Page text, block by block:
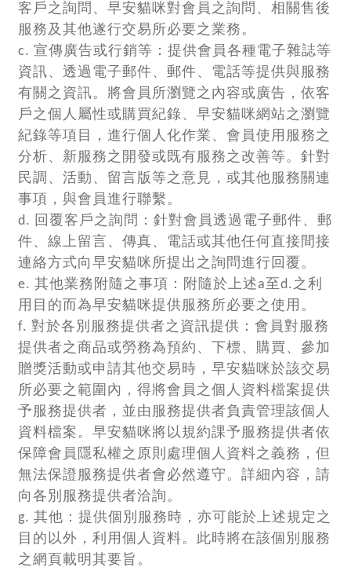
客戶之詢問、早安貓咪對會員之詢問、相關售後
服務及其他遂行交易所必要之業務。
c. 宣傳廣告或行銷等：提供會員各種電子雜誌等
資訊、透過電子郵件、郵件、電話等提供與服務
有關之資訊。將會員所瀏覽之內容或廣告，依客
戶之個人屬性或購買紀錄、早安貓咪網站之瀏覽
紀錄等項目，進行個人化作業、會員使用服務之
分析、新服務之開發或既有服務之改善等。針對
民調、活動、留言版等之意見，或其他服務關連
事項，與會員進行聯繫。
d. 回覆客戶之詢問：針對會員透過電子郵件、郵
件、線上留言、傳真、電話或其他任何直接間接
連絡方式向早安貓咪所提出之詢問進行回覆。
e. 其他業務附隨之事項：附隨於上述a至d.之利
用目的而為早安貓咪提供服務所必要之使用。
f. 對於各別服務提供者之資訊提供：會員對服務
提供者之商品或勞務為預約、下標、購買、參加
贈獎活動或申請其他交易時，早安貓咪於該交易
所必要之範圍內，得將會員之個人資料檔案提供
予服務提供者，並由服務提供者負責管理該個人
資料檔案。早安貓咪將以規約課予服務提供者依
保障會員隱私權之原則處理個人資料之義務，但
無法保證服務提供者會必然遵守。詳細內容，請
向各別服務提供者洽詢。
g. 其他：提供個別服務時，亦可能於上述規定之
目的以外，利用個人資料。此時將在該個別服務
之網頁載明其要旨。